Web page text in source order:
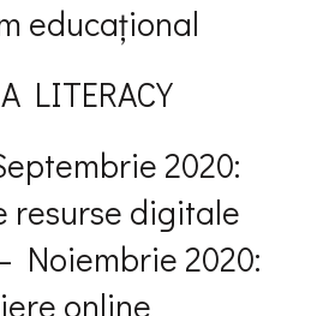
educațional
LITERACY
2020:
resurse digitale
Noiembrie 2020:
online